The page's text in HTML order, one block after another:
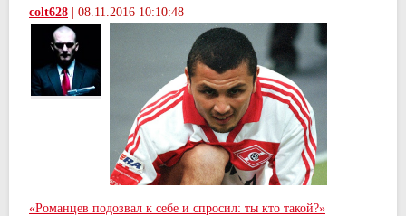
colt628 | 08.11.2016 10:10:48
«Романцев подозвал к себе и спросил: ты кто такой?»